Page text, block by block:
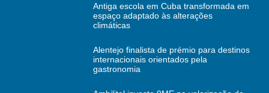
Antiga escola em Cuba transformada em
espaço adaptado às alterações
climáticas
Alentejo finalista de prémio para destinos
internacionais orientados pela
gastronomia